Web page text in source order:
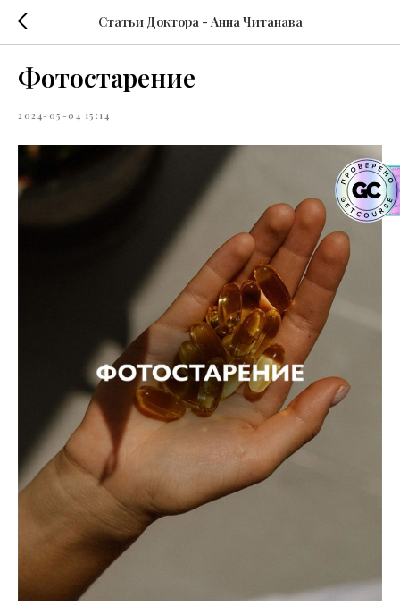
Статьи Доктора - Анна Читанава
Фотостарение
2024-05-04 15:14